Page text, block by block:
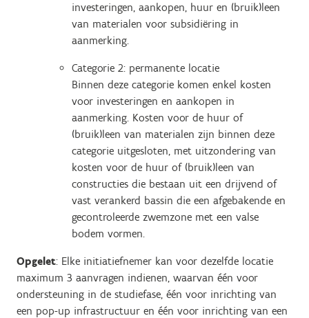
investeringen, aankopen, huur en (bruik)leen
van materialen voor subsidiëring in
aanmerking.
Categorie 2: permanente locatie
Binnen deze categorie komen enkel kosten
voor investeringen en aankopen in
aanmerking. Kosten voor de huur of
(bruik)leen van materialen zijn binnen deze
categorie uitgesloten, met uitzondering van
kosten voor de huur of (bruik)leen van
constructies die bestaan uit een drijvend of
vast verankerd bassin die een afgebakende en
gecontroleerde zwemzone met een valse
bodem vormen.
Opgelet: Elke initiatiefnemer kan voor dezelfde locatie
maximum 3 aanvragen indienen, waarvan één voor
ondersteuning in de studiefase, één voor inrichting van
een pop-up infrastructuur en één voor inrichting van een